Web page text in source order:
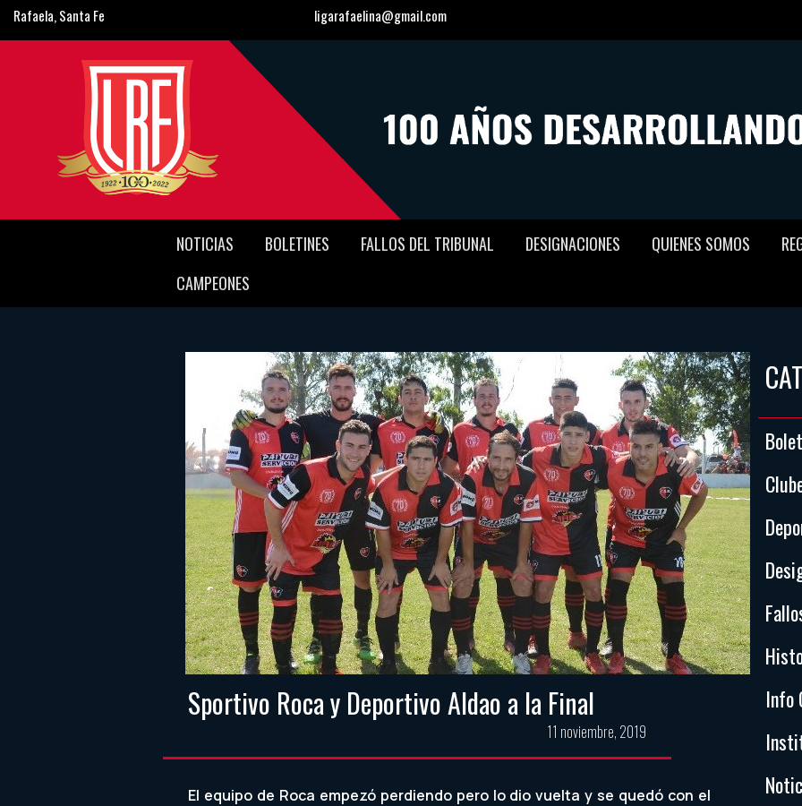
Rafaela, Santa Fe ligarafaelina@gmail.com
NOTICIAS BOLETINES FALLOS DEL TRIBUNAL DESIGNACIONES QUIENES SOMOS
CAMPEONES
Sportivo Roca y Deportivo Aldao a la Final
11 noviembre, 2019
El equipo de Roca empezó perdiendo pero lo dio vuelta y se quedó con el
Info